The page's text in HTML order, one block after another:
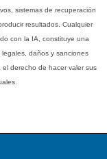
sistemas de recuperación
resultados. Cualquier
con la IA, constituye una
daños y sanciones
derecho de hacer valer sus